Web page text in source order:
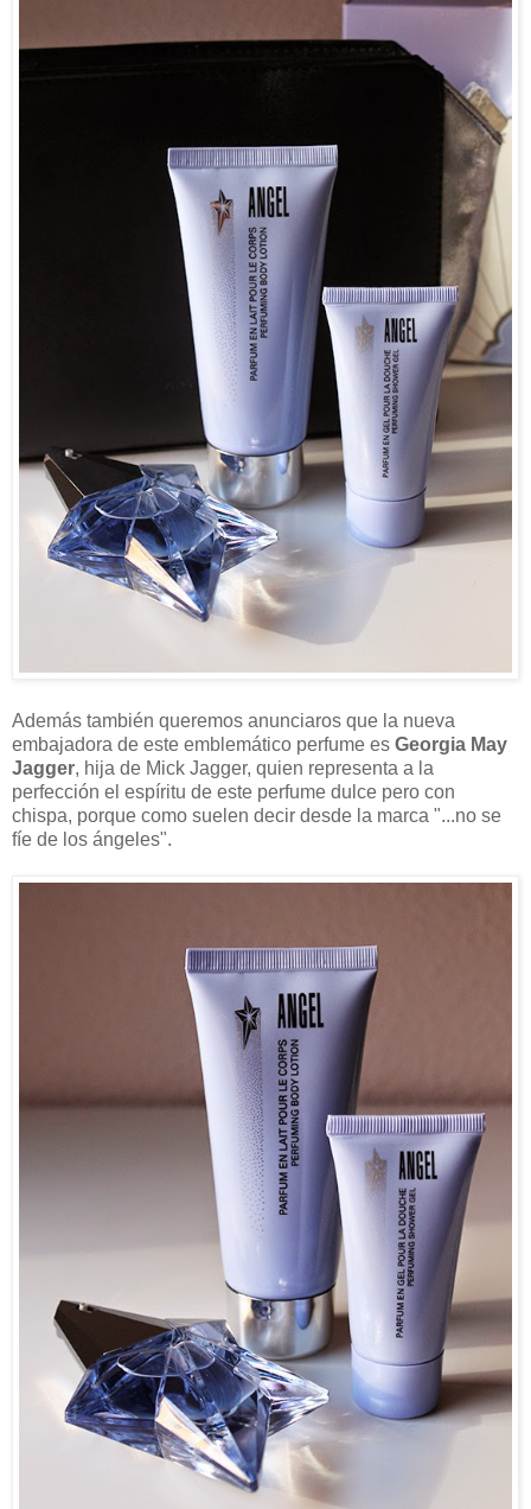
Además también queremos anunciaros que la nueva
embajadora de este emblemático perfume es Georgia May
Jagger, hija de Mick Jagger, quien representa a la
perfección el espíritu de este perfume dulce pero con
chispa, porque como suelen decir desde la marca "...no se
fíe de los ángeles".